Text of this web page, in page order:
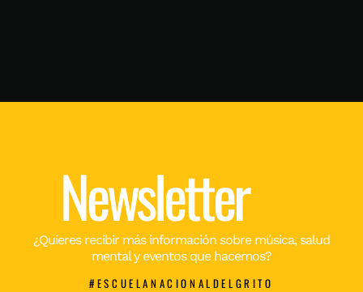
Newsletter
¿Quieres recibir más información sobre música, salud
mental y eventos que hacemos?
#ESCUELANACIONALDELGRITO